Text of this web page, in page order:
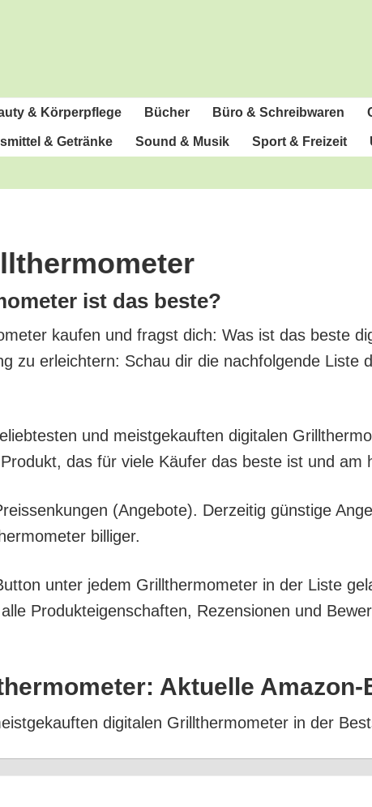
& Körperpflege Bücher Büro & Schreibwaren
& Getränke Sound & Musik Sport & Freizeit
ist das beste?
kau­fen und fragst dich: Was ist das bes­te
zu erleich­tern: Schau dir die nach­fol­gen­de Lis­te
und meist­ge­kauf­ten digi­ta­len
das für vie­le Käu­fer das bes­te ist und am
(Ange­bo­te). Der­zei­tig güns­ti­ge
billiger.
unter jedem Grill­ther­mo­me­ter in der Lis­te
Pro­duk­tei­gen­schaf­ten, Rezen­sio­nen und
Aktu­el­le
digi­ta­len Grill­ther­mo­me­ter in der